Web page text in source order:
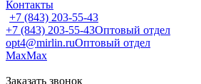
Контакты
+7 (843) 203-55-43
+7 (843) 203-55-43Оптовый отдел
opt4@mirlin.ruОптовый отдел
MaxMax
Заказать звонок